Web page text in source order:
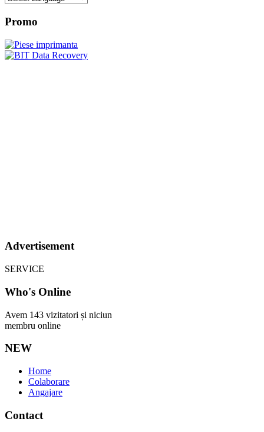
Promo
Advertisement
SERVICE
Who's Online
Avem 143 vizitatori și niciun
membru online
NEW
Home
Colaborare
Angajare
Contact